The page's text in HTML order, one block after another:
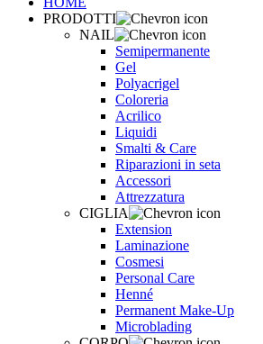
PRODOTTI
NAIL
Semipermanente
Gel
Polyacrigel
Coloreria
Acrilico
Liquidi
Smalti & Care
Riparazioni in seta
Accessori
Attrezzatura
CIGLIA
Extension
Laminazione
Cosmesi
Personal Care
Henné
Permanent Make-Up
Microblading